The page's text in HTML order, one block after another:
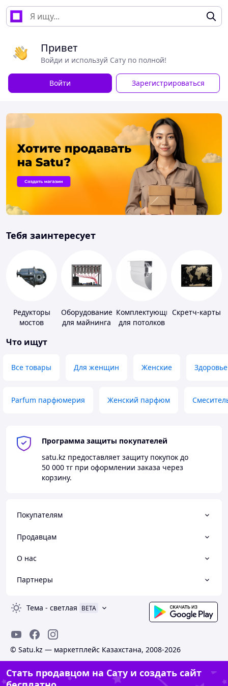
Привет
Войди и используй Сату по полной!
Войти Зарегистрироваться
Тебя заинтересует
Редукторы
мостов
Оборудование
для майнинга
Комплектующие
для потолков
Скретч-карты
Что ищут
Все товары Для женщин Женские Здоровье
Parfum парфюмерия Женский парфюм
Программа защиты покупателей
satu.kz предоставляет защиту покупок до
50 000 тг при оформлении заказа через
корзину.
Покупателям
Продавцам
О нас
Партнеры
Тема - светлая BETA
© Satu.kz — маркетплейс Казахстана, 2008-2026
Стать продавцом на Сату и создать сайт